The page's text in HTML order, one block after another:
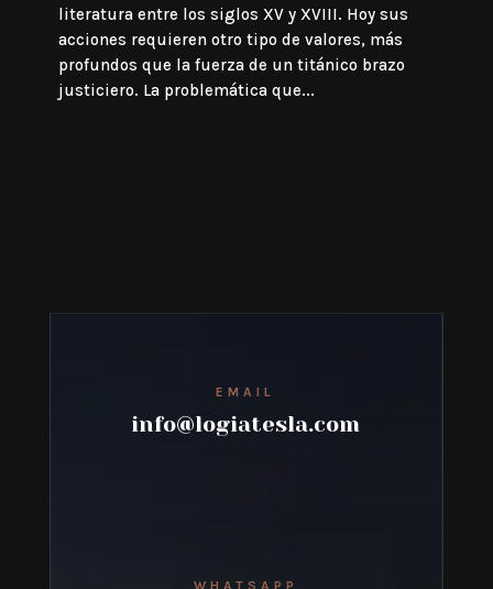
literatura entre los siglos XV y XVIII. Hoy sus
acciones requieren otro tipo de valores, más
profundos que la fuerza de un titánico brazo
justiciero. La problemática que...
EMAIL
info@logiatesla.com